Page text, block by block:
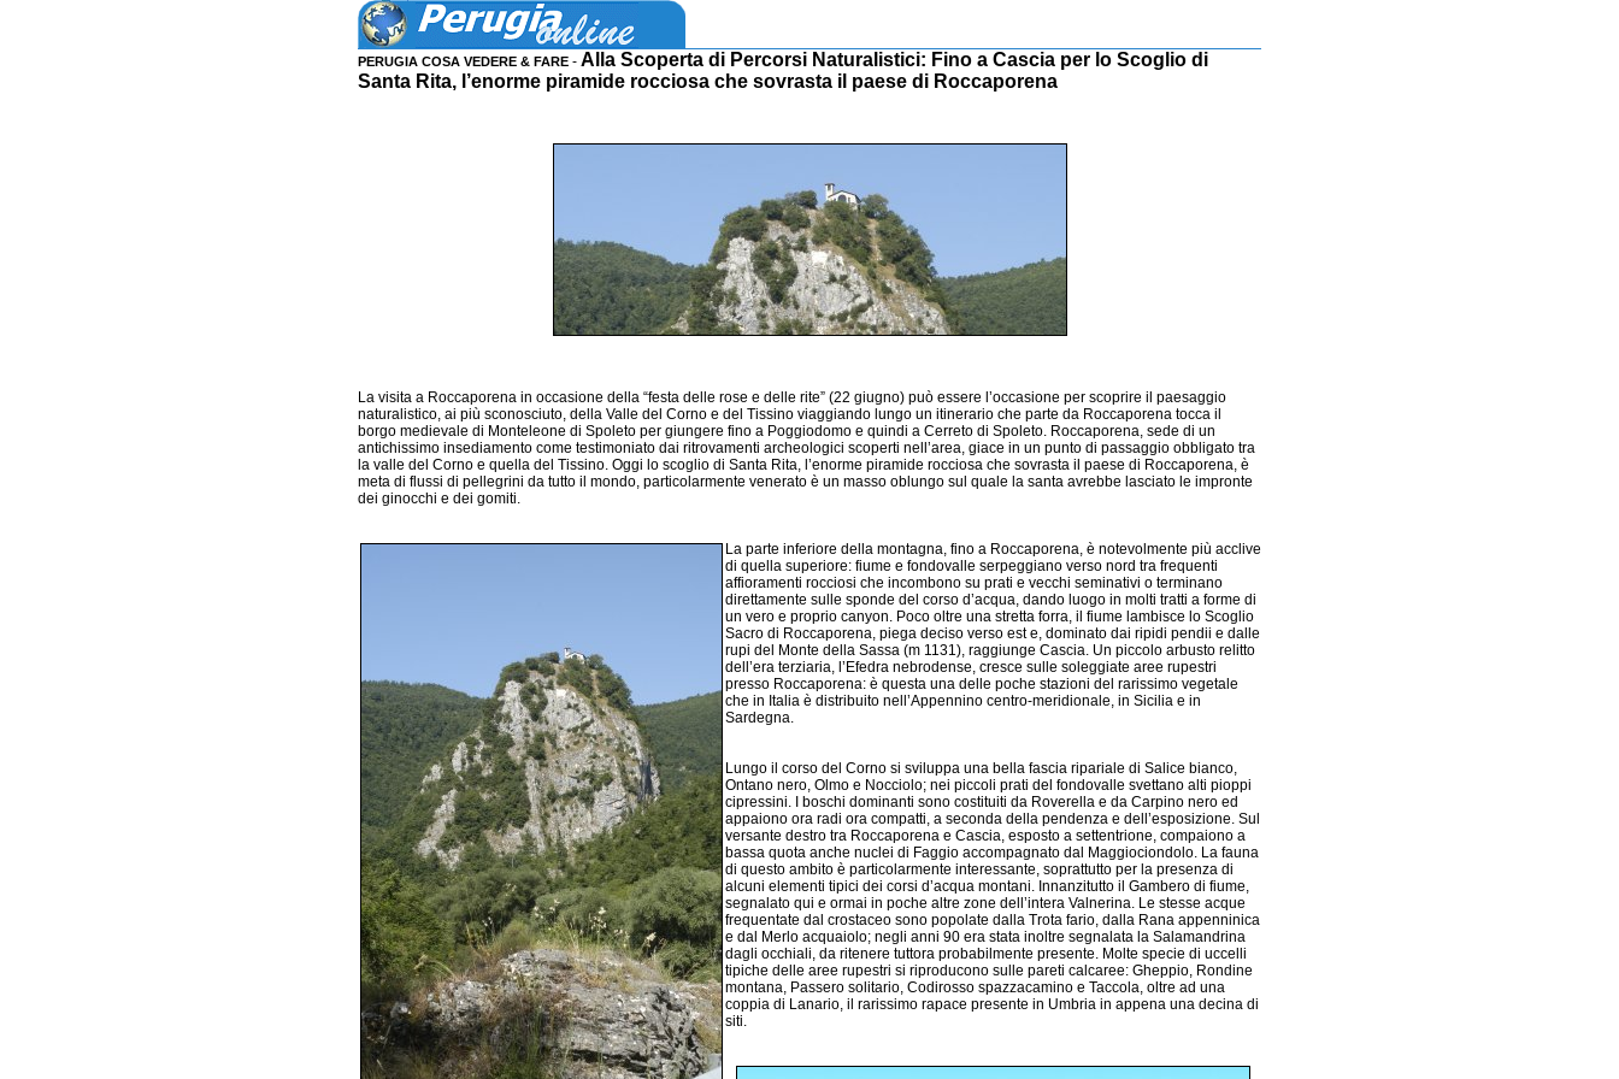
PERUGIA COSA VEDERE & FARE - Alla Scoperta di Percorsi Naturalistici: Fino a Cascia per lo Scoglio di
Santa Rita, l’enorme piramide rocciosa che sovrasta il paese di Roccaporena
La visita a Roccaporena in occasione della “festa delle rose e delle rite” (22 giugno) può essere l’occasione per scoprire il paesaggio
naturalistico, ai più sconosciuto, della Valle del Corno e del Tissino viaggiando lungo un itinerario che parte da Roccaporena tocca il
borgo medievale di Monteleone di Spoleto per giungere fino a Poggiodomo e quindi a Cerreto di Spoleto. Roccaporena, sede di un
antichissimo insediamento come testimoniato dai ritrovamenti archeologici scoperti nell’area, giace in un punto di passaggio obbligato tra
la valle del Corno e quella del Tissino. Oggi lo scoglio di Santa Rita, l’enorme piramide rocciosa che sovrasta il paese di Roccaporena, è
meta di flussi di pellegrini da tutto il mondo, particolarmente venerato è un masso oblungo sul quale la santa avrebbe lasciato le impronte
dei ginocchi e dei gomiti.
La parte inferiore della montagna, fino a Roccaporena, è notevolmente più acclive
di quella superiore: fiume e fondovalle serpeggiano verso nord tra frequenti
affioramenti rocciosi che incombono su prati e vecchi seminativi o terminano
direttamente sulle sponde del corso d’acqua, dando luogo in molti tratti a forme di
un vero e proprio canyon. Poco oltre una stretta forra, il fiume lambisce lo Scoglio
Sacro di Roccaporena, piega deciso verso est e, dominato dai ripidi pendii e dalle
rupi del Monte della Sassa (m 1131), raggiunge Cascia. Un piccolo arbusto relitto
dell’era terziaria, l’Efedra nebrodense, cresce sulle soleggiate aree rupestri
presso Roccaporena: è questa una delle poche stazioni del rarissimo vegetale
che in Italia è distribuito nell’Appennino centro-meridionale, in Sicilia e in
Sardegna.
Lungo il corso del Corno si sviluppa una bella fascia ripariale di Salice bianco,
Ontano nero, Olmo e Nocciolo; nei piccoli prati del fondovalle svettano alti pioppi
cipressini. I boschi dominanti sono costituiti da Roverella e da Carpino nero ed
appaiono ora radi ora compatti, a seconda della pendenza e dell’esposizione. Sul
versante destro tra Roccaporena e Cascia, esposto a settentrione, compaiono a
bassa quota anche nuclei di Faggio accompagnato dal Maggiociondolo. La fauna
di questo ambito è particolarmente interessante, soprattutto per la presenza di
alcuni elementi tipici dei corsi d’acqua montani. Innanzitutto il Gambero di fiume,
segnalato qui e ormai in poche altre zone dell’intera Valnerina. Le stesse acque
frequentate dal crostaceo sono popolate dalla Trota fario, dalla Rana appenninica
e dal Merlo acquaiolo; negli anni 90 era stata inoltre segnalata la Salamandrina
dagli occhiali, da ritenere tuttora probabilmente presente. Molte specie di uccelli
tipiche delle aree rupestri si riproducono sulle pareti calcaree: Gheppio, Rondine
montana, Passero solitario, Codirosso spazzacamino e Taccola, oltre ad una
coppia di Lanario, il rarissimo rapace presente in Umbria in appena una decina di
siti.